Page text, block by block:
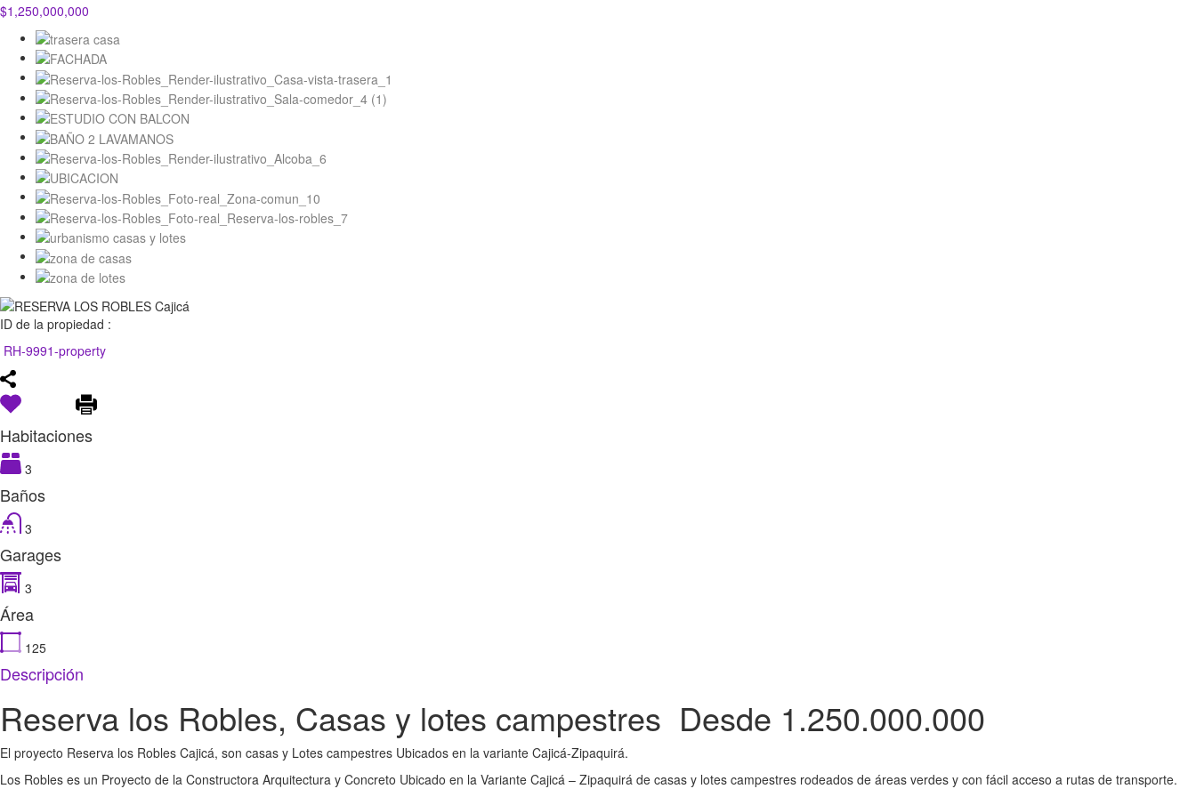
$1,250,000,000
ID de la propiedad :
RH-9991-property
Habitaciones
3
Baños
3
Garages
3
Área
125
Descripción
Reserva los Robles, Casas y lotes campestres Desde 1.250.000.000
El proyecto Reserva los Robles Cajicá, son casas y Lotes campestres Ubicados en la variante Cajicá-Zipaquirá.
Los Robles es un Proyecto de la Constructora Arquitectura y Concreto Ubicado en la Variante Cajicá – Zipaquirá de casas y lotes campestres rodeados de áreas verdes y con fácil acceso a rutas de transporte.